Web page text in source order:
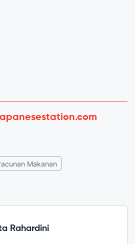
Makanan
Rahardini